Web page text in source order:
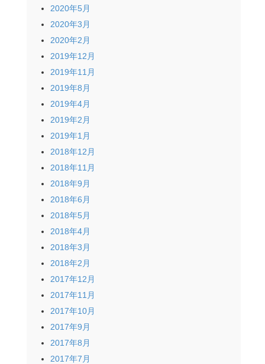
2020年5月
2020年3月
2020年2月
2019年12月
2019年11月
2019年8月
2019年4月
2019年2月
2019年1月
2018年12月
2018年11月
2018年9月
2018年6月
2018年5月
2018年4月
2018年3月
2018年2月
2017年12月
2017年11月
2017年10月
2017年9月
2017年8月
2017年7月